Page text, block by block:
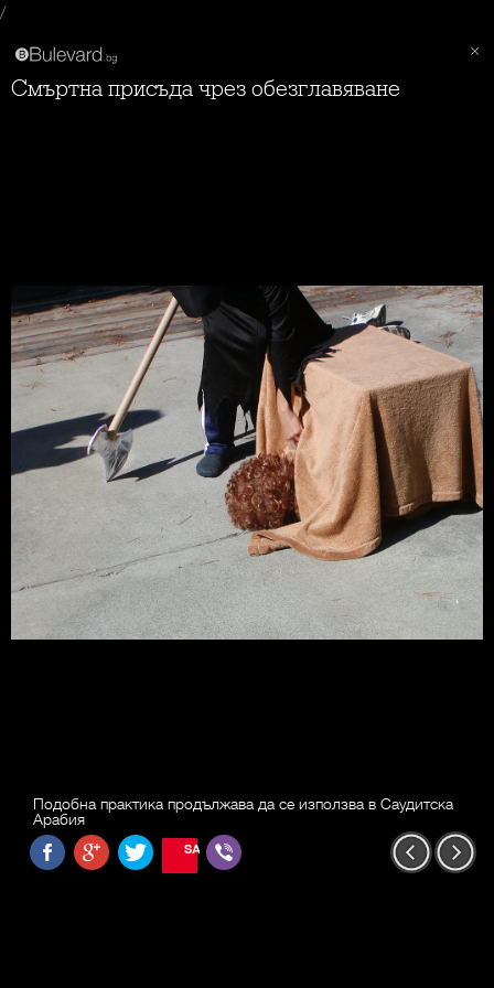
/
Смъртна присъда чрез обезглавяване
Подобна практика продължава да се използва в Саудитска
Арабия
SAVE